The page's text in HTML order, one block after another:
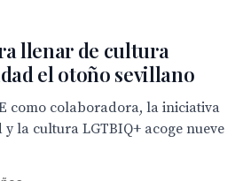
llenar de cultura
el otoño sevillano
como colaboradora, la iniciativa
la cultura LGTBIQ+ acoge nueve